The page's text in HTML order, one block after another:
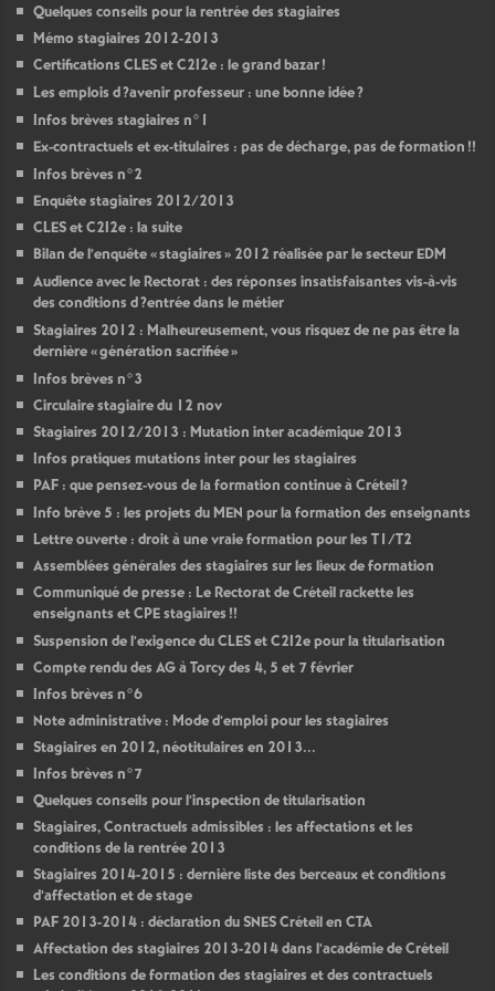
Quelques conseils pour la rentrée des stagiaires
Mémo stagiaires 2012-2013
Certifications CLESet C2I2e : le grand bazar!
Les emplois d?avenir professeur : une bonne idée?
Infos brèves stagiaires n°1
Ex-contractuels et ex-titulaires : pas de décharge, pas de formation !!
Infos brèves n°2
Enquête stagiaires 2012/2013
CLESet C2I2e : la suite
Bilan de l’enquête «stagiaires» 2012 réalisée par le secteurEDM
Audience avec le Rectorat : des réponses insatisfaisantes vis-à-vis
des conditions d?entrée dans le métier
Stagiaires 2012 : Malheureusement, vous risquez de ne pas être la
dernière «génération sacrifiée»
Infos brèves n°3
Circulaire stagiaire du 12 nov
Stagiaires 2012/2013 : Mutation inter académique 2013
Infos pratiques mutations inter pour les stagiaires
PAF : que pensez-vous de la formation continue à Créteil?
Info brève 5 : les projets duMEN pour la formation des enseignants
Lettre ouverte : droit à une vraie formation pour les T1/T2
Assemblées générales des stagiaires sur les lieux de formation
Communiqué de presse : Le Rectorat de Créteil rackette les
enseignants etCPEstagiaires !!
Suspension de l’exigence duCLESet C2I2e pour la titularisation
Compte rendu des AGà Torcy des 4, 5 et 7 février
Infos brèves n°6
Note administrative : Mode d’emploi pour les stagiaires
Stagiaires en 2012, néotitulaires en 2013...
Infos brèves n°7
Quelques conseils pour l’inspection de titularisation
Stagiaires, Contractuels admissibles : les affectations et les
conditions de la rentrée 2013
Stagiaires 2014-2015 : dernière liste des berceaux et conditions
d’affectation et de stage
PAF 2013-2014 : déclaration duSNESCréteil en CTA
Affectation des stagiaires 2013-2014 dans l’académie de Créteil
Les conditions de formation des stagiaires et des contractuels